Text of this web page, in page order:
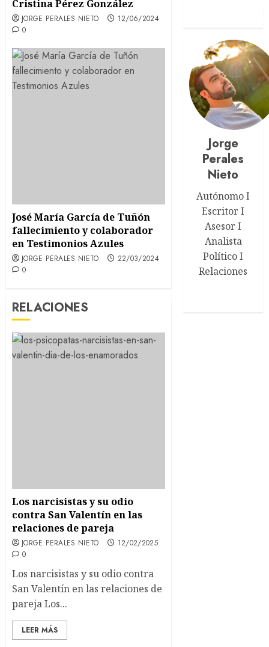
Cristina Pérez González
JORGE PERALES NIETO
12/06/2024
0
José María García de Tuñón
fallecimiento y colaborador
en Testimonios Azules
JORGE PERALES NIETO
22/03/2024
0
RELACIONES
Los narcisistas y su odio
contra San Valentín en las
relaciones de pareja
JORGE PERALES NIETO
12/02/2025
0
Los narcisistas y su odio contra
San Valentín en las relaciones de
pareja Los...
LEER MÁS
Jorge
Perales
Nieto
Autónomo I
Escritor I
Asesor I
Analista
Político I
Relaciones